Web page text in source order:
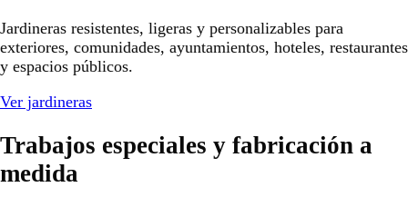
Jardineras resistentes, ligeras y personalizables para
exteriores, comunidades, ayuntamientos, hoteles, restaurantes
y espacios públicos.
Ver jardineras
Trabajos especiales y fabricación a
medida